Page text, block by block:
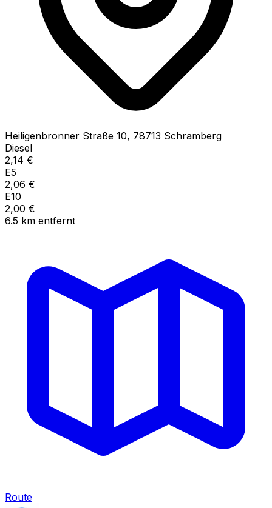
Heiligenbronner Straße 10, 78713 Schramberg
Diesel
2,14 €
E5
2,06 €
E10
2,00 €
6.5 km entfernt
Route